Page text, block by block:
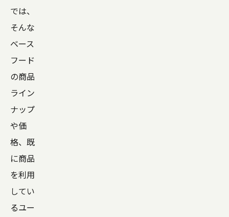
では、
そんな
ベース
フード
の商品
ライン
ナップ
や価
格、既
に商品
を利用
してい
るユー